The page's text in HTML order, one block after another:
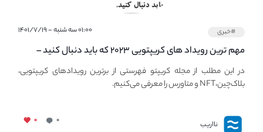
#خبری ۰۱:۰۰ سه شنبه - ۱۴۰۱/۷/۱۹
مهم ترین رویداد های کریپتویی ۲۰۲۳ که باید دنبال کنید –
معرفی بهترین رویداد های جهانی
در این مطلب از مجله کریپتو فهرستی از برترین رویدادهای کریپتویی،
بلاک‌چین،NFT و متاورس را معرفی می‌کنیم.
نااریب ۰ ۰